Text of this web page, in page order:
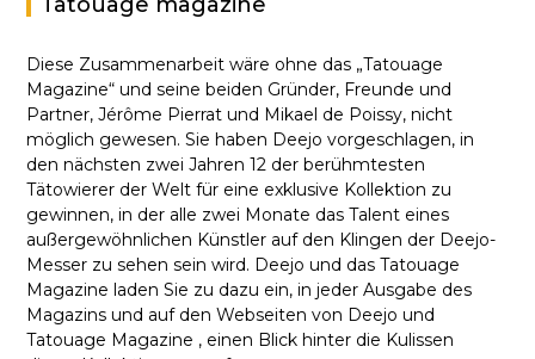
Diese Zusammenarbeit wäre ohne das „Tatouage
Magazine“ und seine beiden Gründer, Freunde und
Partner, Jérôme Pierrat und Mikael de Poissy, nicht
möglich gewesen. Sie haben Deejo vorgeschlagen, in
den nächsten zwei Jahren 12 der berühmtesten
Tätowierer der Welt für eine exklusive Kollektion zu
gewinnen, in der alle zwei Monate das Talent eines
außergewöhnlichen Künstler auf den Klingen der Deejo-
Messer zu sehen sein wird. Deejo und das Tatouage
Magazine laden Sie zu dazu ein, in jeder Ausgabe des
Magazins und auf den Webseiten von Deejo und
Tatouage Magazine , einen Blick hinter die Kulissen